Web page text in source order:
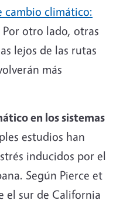
cambio climático:
Por otro lado, otras
lejos de las rutas
más
en los sistemas
estudios han
inducidos por el
Según Pierce et
el sur de California